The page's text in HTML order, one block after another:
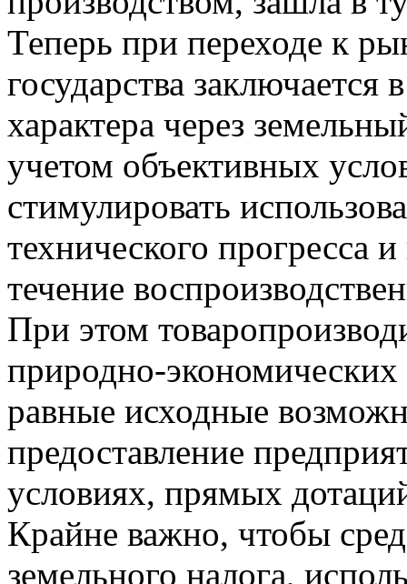
Теперь при переходе к
государства заключается
характера через
учетом объективных
стимулировать
технического прогресса
течение
При этом
природно-экономических
равные исходные
предоставление
условиях, прямых
Крайне важно, чтобы
земельного налога,